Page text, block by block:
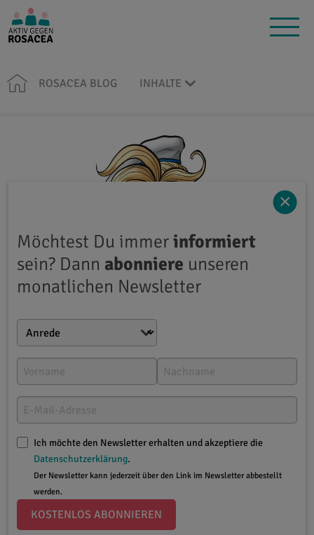
ROSACEA BLOG INHALTE
×
Möchtest Du immerinformiert
sein? Dann abonniere unseren
monatlichen Newsletter
Ich möchte den Newsletter erhalten und akzeptiere die
Datenschutzerklärung.
Der Newsletter kann jederzeit über den Link im Newsletter abbestellt
werden.
KOSTENLOS ABONNIEREN